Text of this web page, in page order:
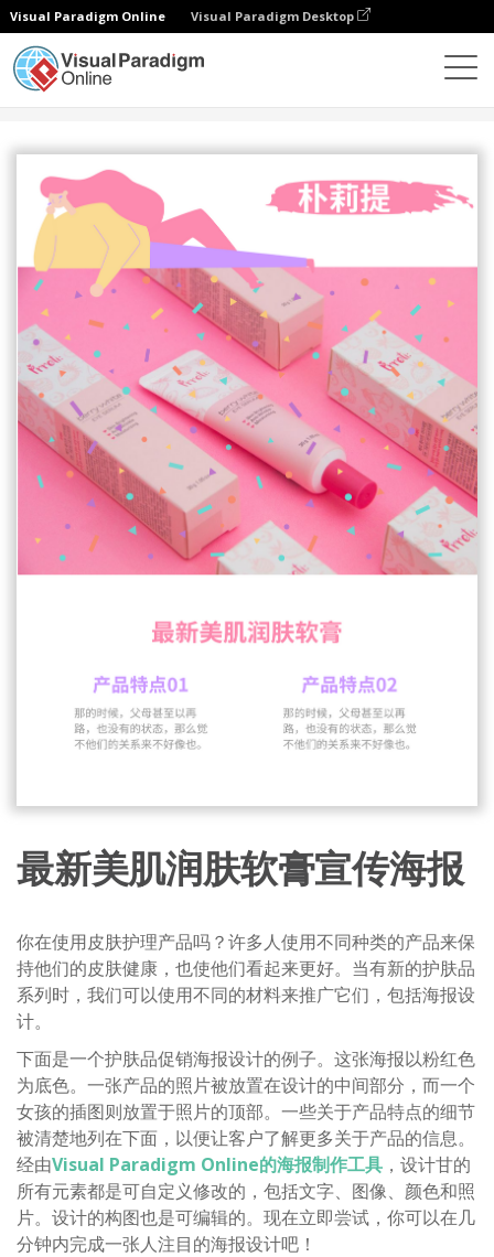
Visual Paradigm Online Visual Paradigm Desktop
最新美肌润肤软膏宣传海报
你在使用皮肤护理产品吗？许多人使用不同种类的产品来保
持他们的皮肤健康，也使他们看起来更好。当有新的护肤品
系列时，我们可以使用不同的材料来推广它们，包括海报设
计。
下面是一个护肤品促销海报设计的例子。这张海报以粉红色
为底色。一张产品的照片被放置在设计的中间部分，而一个
女孩的插图则放置于照片的顶部。一些关于产品特点的细节
被清楚地列在下面，以便让客户了解更多关于产品的信息。
经由Visual Paradigm Online的海报制作工具 ，设计甘的
所有元素都是可自定义修改的，包括文字、图像、颜色和照
片。设计的构图也是可编辑的。现在立即尝试，你可以在几
分钟内完成一张人注目的海报设计吧！